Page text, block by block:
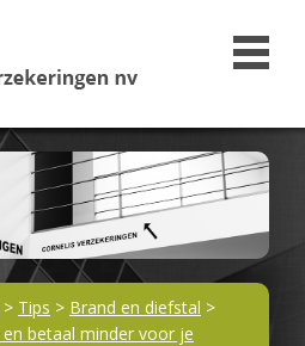
> Tips > Brand en diefstal >
betaal minder voor je